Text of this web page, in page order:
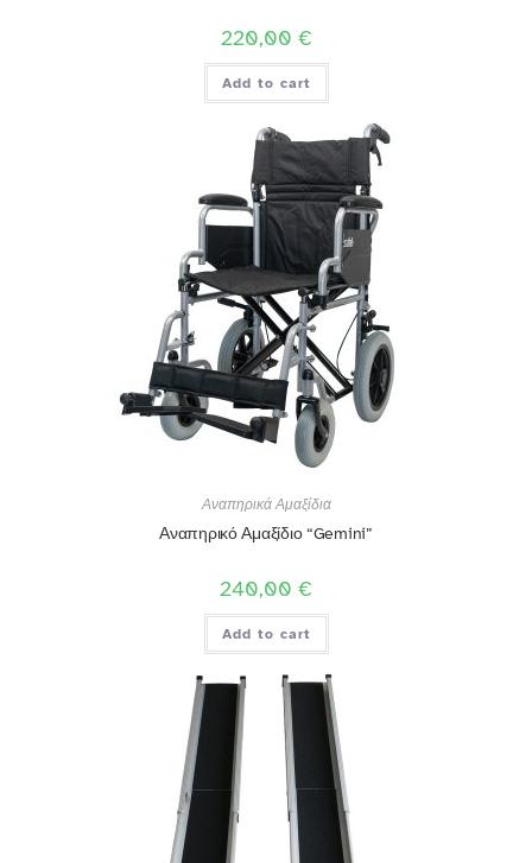
220,00 €
Add to cart
Αναπηρικά Αμαξίδια
Αναπηρικό Αμαξίδιο “Gemini”
240,00 €
Add to cart